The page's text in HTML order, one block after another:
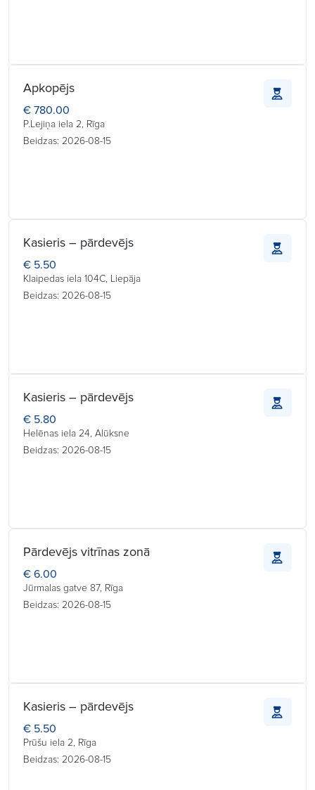
Apkopējs
€ 780.00
P.Lejiņa iela 2, Rīga
Beidzas: 2026-08-15
Kasieris – pārdevējs
€ 5.50
Klaipedas iela 104C, Liepāja
Beidzas: 2026-08-15
Kasieris – pārdevējs
€ 5.80
Helēnas iela 24, Alūksne
Beidzas: 2026-08-15
Pārdevējs vitrīnas zonā
€ 6.00
Jūrmalas gatve 87, Rīga
Beidzas: 2026-08-15
Kasieris – pārdevējs
€ 5.50
Prūšu iela 2, Rīga
Beidzas: 2026-08-15